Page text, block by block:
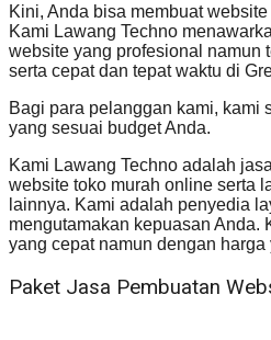
Kini, Anda bisa membuat
Kami Lawang Techno
website yang profesional namun
serta cepat dan tepat waktu di
Bagi para pelanggan kami, kami
yang sesuai budget Anda.
Kami Lawang Techno adalah
website toko murah online serta
lainnya. Kami adalah penyedia
mengutamakan kepuasan Anda.
yang cepat namun dengan harga
Paket Jasa Pembuatan